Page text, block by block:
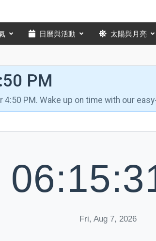
日曆與活動 太陽與月亮
PM
4:50 PM. Wake up on time with our
Fri, Aug 7, 2026